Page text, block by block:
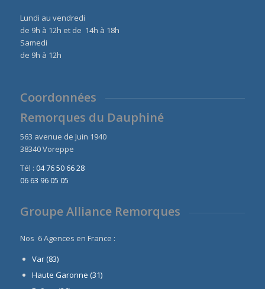
Lundi au vendredi
de 9h à 12h et de 14h à 18h
Samedi
de 9h à 12h
Coordonnées
Remorques du Dauphiné
563 avenue de Juin 1940
38340 Voreppe
Tél : 04 76 50 66 28
06 63 96 05 05
Groupe Alliance Remorques
Nos 6 Agences en France :
Var (83)
Haute Garonne (31)